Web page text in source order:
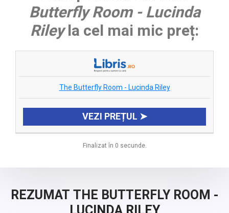
Butterfly Room - Lucinda
Rileyla cel mai mic preț:
The Butterfly Room - Lucinda Riley
VEZI PREȚUL ➤
Finalizat în 0 secunde.
REZUMAT THE BUTTERFLY ROOM -